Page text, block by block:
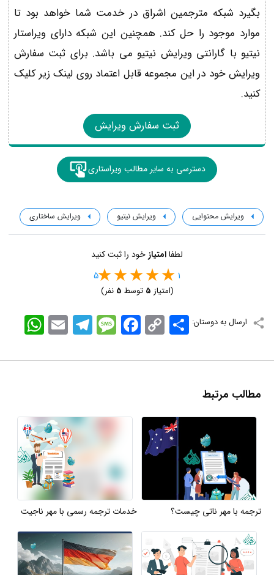
بگیرد شبکه مترجمین اشراق در خدمت شما خواهد بود تا
موارد موجود را حل کند. همچنین این شبکه دارای ویراستار
نیتیو با گارانتی ویرایش نیتیو می باشد. برای ثبت سفارش
ویرایش خود در این مجموعه قابل اعتماد روی لینک زیر کلیک
کنید.
ثبت سفارش ویرایش
دسترسی به سایر مطالب ویراستاری
ویرایش محتوایی ویرایش نیتیو ویرایش ساختاری
لطفاامتیاز خود را ثبت کنید
1
5
(امتیاز 5 توسط 5 نفر)
ارسال به دوستان: WhatsApp EmailTelegramMessageFacebook Copy
Link
اشتراک
مطالب مرتبط
ترجمه با مهر ناتی چیست؟ خدمات ترجمه رسمی با مهر ناجیت